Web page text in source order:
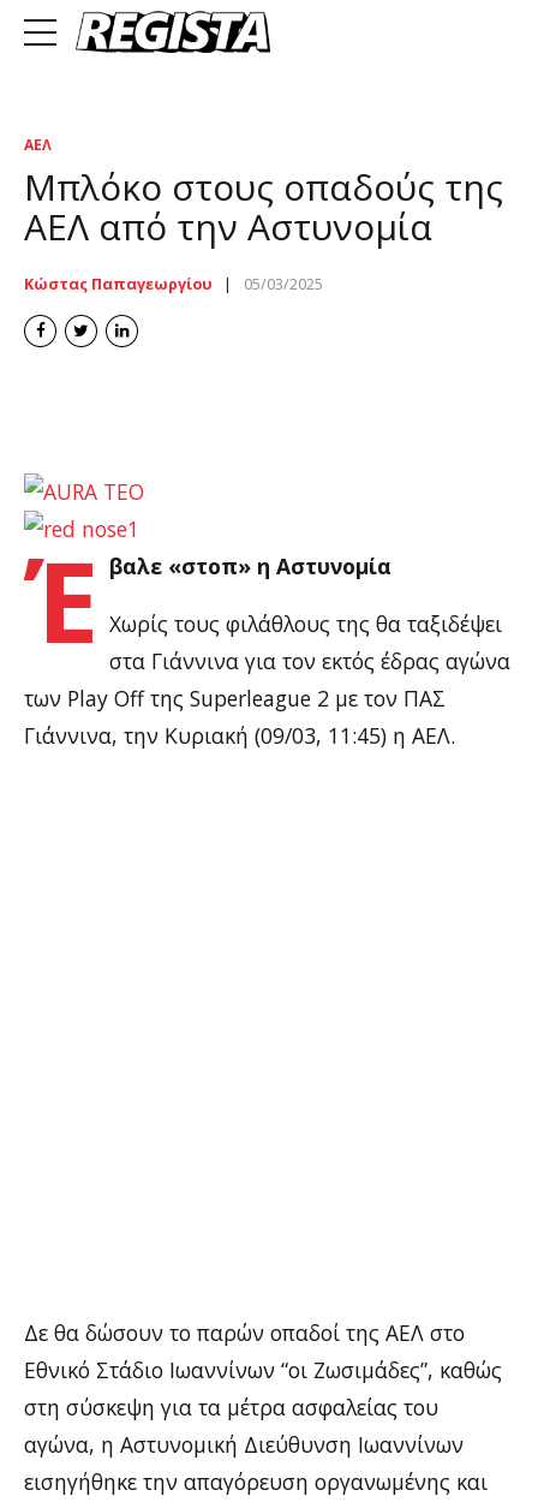
ΑΕΛ
Μπλόκο στους οπαδούς της
ΑΕΛ από την Αστυνομία
Κώστας Παπαγεωργίου 05/03/2025
Έ βαλε «στοπ» η Αστυνομία
Χωρίς τους φιλάθλους της θα ταξιδέψει
στα Γιάννινα για τον εκτός έδρας αγώνα
των Play Off της Superleague 2 με τον ΠΑΣ
Γιάννινα, την Κυριακή (09/03, 11:45) η ΑΕΛ.
Δε θα δώσουν το παρών οπαδοί της ΑΕΛ στο
Εθνικό Στάδιο Ιωαννίνων “οι Ζωσιμάδες”, καθώς
στη σύσκεψη για τα μέτρα ασφαλείας του
αγώνα, η Αστυνομική Διεύθυνση Ιωαννίνων
εισηγήθηκε την απαγόρευση οργανωμένης και